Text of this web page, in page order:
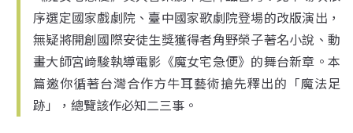
序選定國家戲劇院、臺中國家歌劇院登場的改版演出，
無疑將開創國際安徒生獎獲得者角野榮子著名小說、動
畫大師宮﨑駿執導電影《魔女宅急便》的舞台新章。本
篇邀你循著台灣合作方牛耳藝術搶先釋出的「魔法足
跡」，總覽該作必知二三事。